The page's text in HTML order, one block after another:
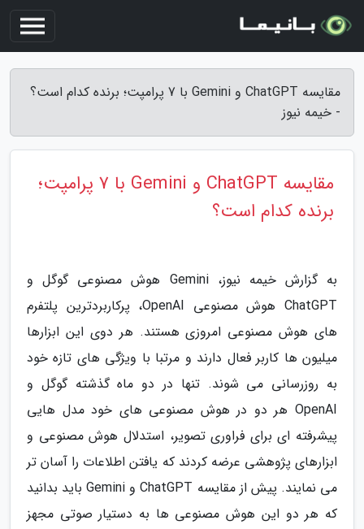
مقایسه ChatGPT و Gemini با 7 پرامپت؛ برنده کدام است؟
- خیمه نیوز
مقایسه ChatGPT و Gemini با 7 پرامپت؛
برنده کدام است؟
به گزارش خیمه نیوز، Gemini هوش مصنوعی گوگل و
ChatGPT هوش مصنوعی OpenAI، پرکاربردترین پلتفرم
های هوش مصنوعی امروزی هستند. هر دوی این ابزارها
میلیون ها کاربر فعال دارند و مرتبا با ویژگی های تازه خود
به روزرسانی می شوند. تنها در دو ماه گذشته گوگل و
OpenAI هر دو در هوش مصنوعی های خود مدل هایی
پیشرفته ای برای فراوری تصویر، استدلال هوش مصنوعی و
ابزارهای پژوهشی عرضه کردند که یافتن اطلاعات را آسان تر
می نمایند. پیش از مقایسه ChatGPT و Gemini باید بدانید
که هر دو این هوش مصنوعی ها به دستیار صوتی مجهز